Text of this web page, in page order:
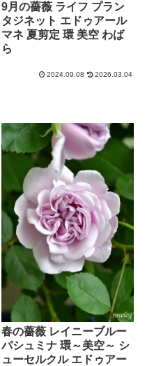
9月の薔薇 ライフ プラン
タジネット エドゥアール
マネ 夏剪定 環 美空 わば
ら
2024.09.08 2026.03.04
春の薔薇 レイニーブルー
パシュミナ 環～美空～ シ
ューセルクル エドゥアー